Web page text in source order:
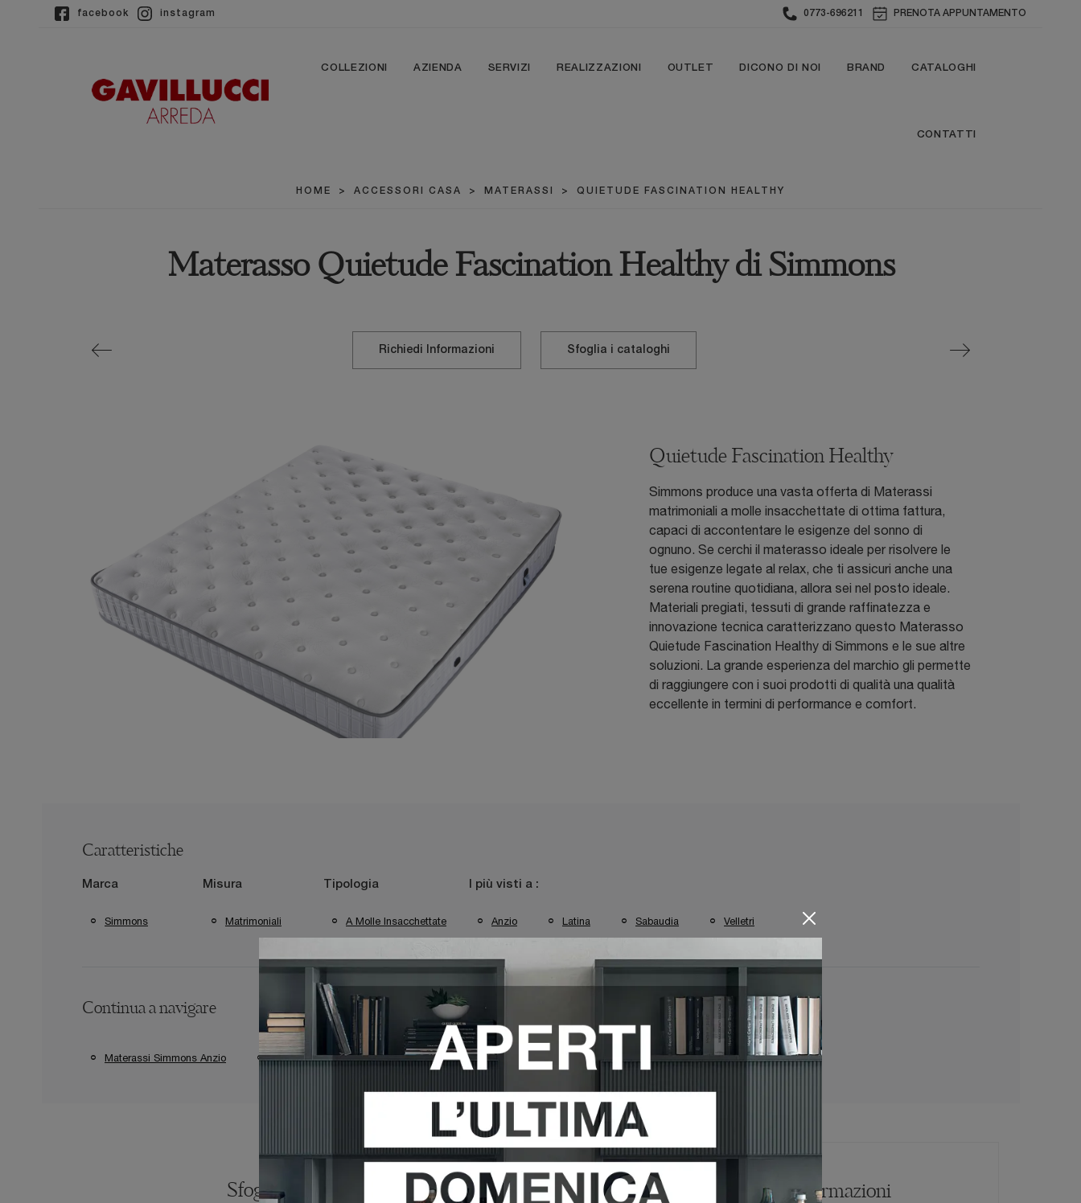
facebook instagram 0773-696211 PRENOTA APPUNTAMENTO
COLLEZIONI AZIENDA SERVIZI REALIZZAZIONI OUTLET DICONO DI NOI BRAND CATALOGHI
CONTATTI
HOME > ACCESSORI CASA > MATERASSI > QUIETUDE FASCINATION HEALTHY
Materasso Quietude Fascination Healthy di Simmons
Richiedi Informazioni Sfoglia i cataloghi
Quietude Fascination Healthy
Simmons produce una vasta offerta di Materassi
matrimoniali a molle insacchettate di ottima fattura,
capaci di accontentare le esigenze del sonno di
ognuno. Se cerchi il materasso ideale per risolvere le
tue esigenze legate al relax, che ti assicuri anche una
serena routine quotidiana, allora sei nel posto ideale.
Materiali pregiati, tessuti di grande raffinatezza e
innovazione tecnica caratterizzano questo Materasso
Quietude Fascination Healthy di Simmons e le sue altre
soluzioni. La grande esperienza del marchio gli permette
di raggiungere con i suoi prodotti di qualità una qualità
eccellente in termini di performance e comfort.
Caratteristiche
Marca
Simmons
Misura
Matrimoniali
Tipologia
A Molle Insacchettate
I più visti a :
Anzio Latina Sabaudia Velletri
Continua a navigare
Materassi Simmons Anzio Materassi Simmons Latina Materassi Simmons Sabaudia Materassi Simmons Velletri
Sfoglia i cataloghi Richiedi Maggiori Informazioni